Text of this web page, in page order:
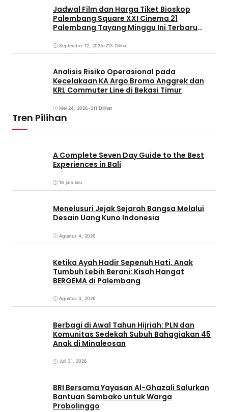
Jadwal Film dan Harga Tiket Bioskop
Palembang Square XXI Cinema 21
Palembang Tayang Minggu Ini Terbaru
September 12, 2025•213 Dilihat
Analisis Risiko Operasional pada
Kecelakaan KA Argo Bromo Anggrek dan
KRL Commuter Line di Bekasi Timur
Mei 24, 2026•211 Dilihat
Tren Pilihan
A Complete Seven Day Guide to the Best
Experiences in Bali
18 jam lalu
Menelusuri Jejak Sejarah Bangsa Melalui
Desain Uang Kuno Indonesia
Agustus 4, 2026
Ketika Ayah Hadir Sepenuh Hati, Anak
Tumbuh Lebih Berani: Kisah Hangat
BERGEMA di Palembang
Agustus 3, 2026
Berbagi di Awal Tahun Hijriah: PLN dan
Komunitas Sedekah Subuh Bahagiakan 45
Anak di Minaleosan
Juli 31, 2026
BRI Bersama Yayasan Al-Ghazali Salurkan
Bantuan Sembako untuk Warga
Probolinggo